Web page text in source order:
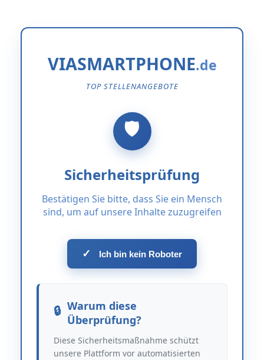
VIASMARTPHONE
TOP STELLENANGEBOTE
Sicherheitsprüfung
Bestätigen Sie bitte, dass Sie ein Mensch
sind, um auf unsere Inhalte zuzugreifen
✓ Ich bin kein Roboter
Warum diese
Überprüfung?
Diese Sicherheitsmaßnahme schützt
unsere Plattform vor automatisierten